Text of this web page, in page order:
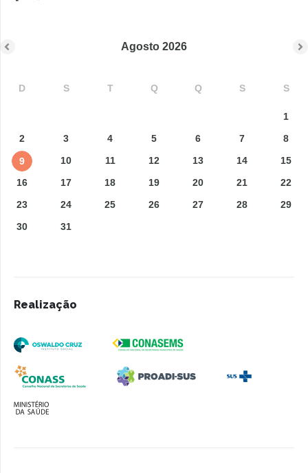
Agosto 2026
D S T Q Q S S
1
2
3 4 5 6 7 8
9 10 11 12 13 14
15
16
17 18 19 20 21
22
23
24 25 26 27 28
29
30
31
Realização